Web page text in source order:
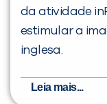
da atividade
estimular a
inglesa.
Leia mais...